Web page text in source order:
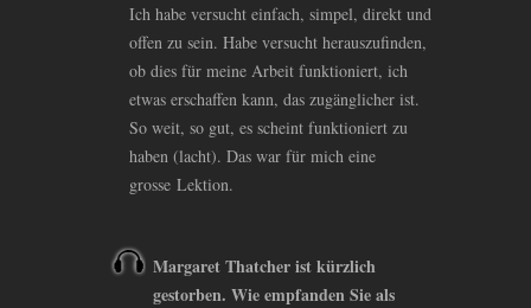
Ich habe versucht einfach, simpel, direkt und
offen zu sein. Habe versucht herauszufinden,
ob dies für meine Arbeit funktioniert, ich
etwas erschaffen kann, das zugänglicher ist.
So weit, so gut, es scheint funktioniert zu
haben (lacht). Das war für mich eine
grosse Lektion.
Margaret Thatcher ist kürzlich
gestorben. Wie empfanden Sie als